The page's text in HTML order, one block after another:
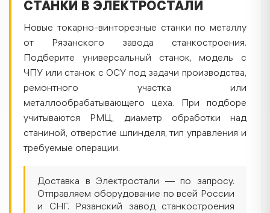
СТАНКИ В ЭЛЕКТРОСТАЛИ
Новые токарно-винторезные станки по металлу
от Рязанского завода станкостроения.
Подберите универсальный станок, модель с
ЧПУ или станок с ОСУ под задачи производства,
ремонтного участка или
металлообрабатывающего цеха. При подборе
учитываются РМЦ, диаметр обработки над
станиной, отверстие шпинделя, тип управления и
требуемые операции.
Доставка в Электростали — по запросу.
Отправляем оборудование по всей России
и СНГ. Рязанский завод станкостроения